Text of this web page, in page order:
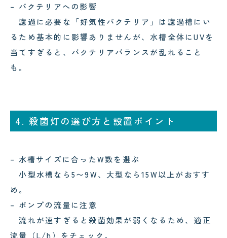
– バクテリアへの影響
濾過に必要な「好気性バクテリア」は濾過槽にい
るため基本的に影響ありませんが、水槽全体にUVを
当てすぎると、バクテリアバランスが乱れること
も。
4. 殺菌灯の選び方と設置ポイント
– 水槽サイズに合ったW数を選ぶ
小型水槽なら5〜9W、大型なら15W以上がおすす
め。
– ポンプの流量に注意
流れが速すぎると殺菌効果が弱くなるため、適正
流量（L/h）をチェック。